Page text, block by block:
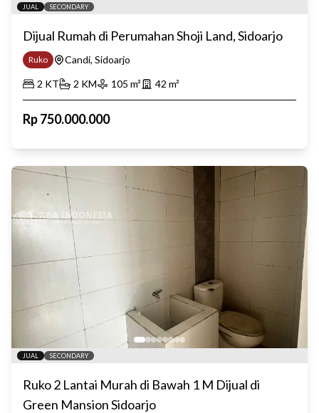
JUAL SECONDARY
Dijual Rumah di Perumahan Shoji Land, Sidoarjo
Ruko
Candi, Sidoarjo
2 KT 2 KM 105 m² 42 m²
Rp750.000.000
JUAL SECONDARY
Ruko 2 Lantai Murah di Bawah 1 M Dijual di
Green Mansion Sidoarjo